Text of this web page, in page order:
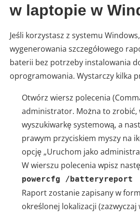
w laptopie w
Jeśli korzystasz z systemu
wygenerowania szczegółowego
baterii bez potrzeby instalowania
oprogramowania. Wystarczy kilka
Otwórz wiersz polecenia
administrator. Można to zrobić,
wyszukiwarkę systemową, a
prawym przyciskiem myszy na
opcję „Uruchom jako
W wierszu polecenia wpisz
powercfg /batteryreport
Raport zostanie zapisany w
określonej lokalizacji (zazwyczaj